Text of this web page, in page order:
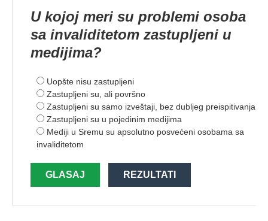
U kojoj meri su problemi osoba
sa invaliditetom zastupljeni u
medijima?
Uopšte nisu zastupljeni
Zastupljeni su, ali površno
Zastupljeni su samo izveštaji, bez dubljeg preispitivanja
Zastupljeni su u pojedinim medijima
Mediji u Sremu su apsolutno posvećeni osobama sa
invaliditetom
GLASAJ REZULTATI